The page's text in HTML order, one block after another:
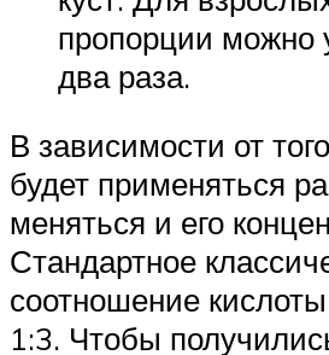
пропорции можно
два раза.
В зависимости от
будет применяться
меняться и его
Стандартное
соотношение
1:3. Чтобы